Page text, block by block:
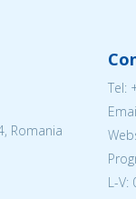
Romania
Tel:
L-V: